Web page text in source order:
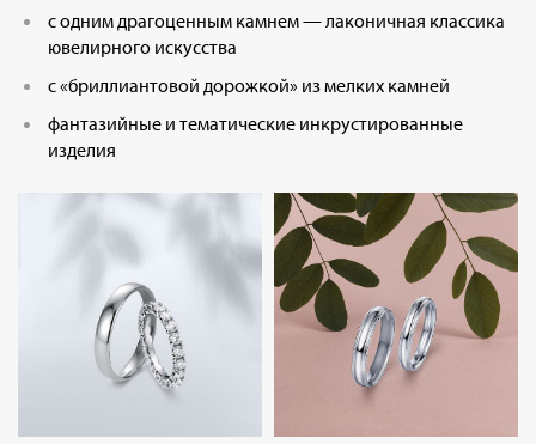
с одним драгоценным камнем — лаконичная классика
ювелирного искусства
с «бриллиантовой дорожкой» из мелких камней
фантазийные и тематические инкрустированные
изделия